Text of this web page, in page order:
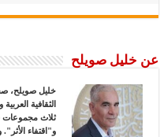
عن خليل صويلح
الثقافية
ثلاث مجموعات
و"اقتفاء